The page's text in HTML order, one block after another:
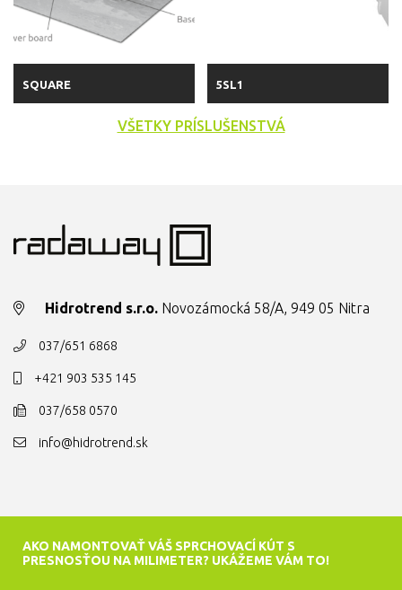
SQUARE 5SL1
VŠETKY PRÍSLUŠENSTVÁ
Hidrotrend s.r.o. Novozámocká 58/A, 949 05 Nitra
037/651 6868
+421 903 535 145
037/658 0570
info@hidrotrend.sk
AKO NAMONTOVAŤ VÁŠ SPRCHOVACÍ KÚT S
PRESNOSŤOU NA MILIMETER? UKÁŽEME VÁM TO!